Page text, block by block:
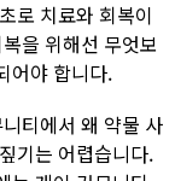
로 치료와 회복이
을 위해선 무엇보
어야 합니다.
티에서 왜 약물 사
기는 어렵습니다.